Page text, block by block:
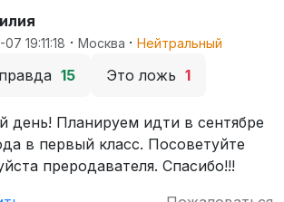
19:11:18 · Москва · Нейтральный
15 Это ложь 1
день! Планируем идти в сентябре
в первый класс. Посоветуйте
преродавателя. Спасибо!!!